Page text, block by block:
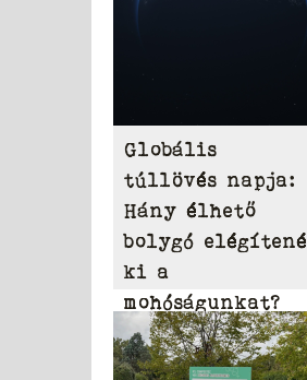
Globális
túllövés napja:
Hány élhető
bolygó elégítené
ki a
mohóságunkat?